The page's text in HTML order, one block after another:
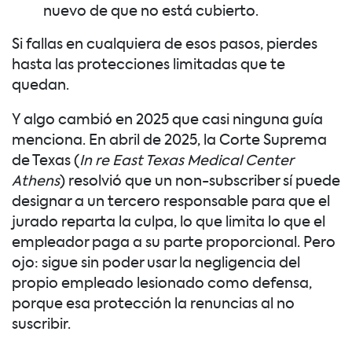
nuevo de que no está cubierto.
Si fallas en cualquiera de esos pasos, pierdes
hasta las protecciones limitadas que te
quedan.
Y algo cambió en 2025 que casi ninguna guía
menciona. En abril de 2025, la Corte Suprema
de Texas (In re East Texas Medical Center
Athens) resolvió que un non-subscriber sí puede
designar a un tercero responsable para que el
jurado reparta la culpa, lo que limita lo que el
empleador paga a su parte proporcional. Pero
ojo: sigue sin poder usar la negligencia del
propio empleado lesionado como defensa,
porque esa protección la renuncias al no
suscribir.